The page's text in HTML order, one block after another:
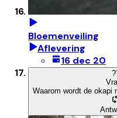
Bloemenveiling
Aflevering
16 dec 20
?
Waarom wordt de okapi